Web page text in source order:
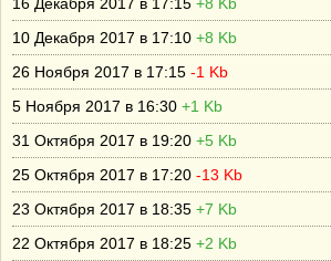
10 Декабря 2017 в 17:10 +8 Kb
26 Ноября 2017 в 17:15 -1 Kb
5 Ноября 2017 в 16:30 +1 Kb
31 Октября 2017 в 19:20 +5 Kb
25 Октября 2017 в 17:20 -13 Kb
23 Октября 2017 в 18:35 +7 Kb
22 Октября 2017 в 18:25 +2 Kb